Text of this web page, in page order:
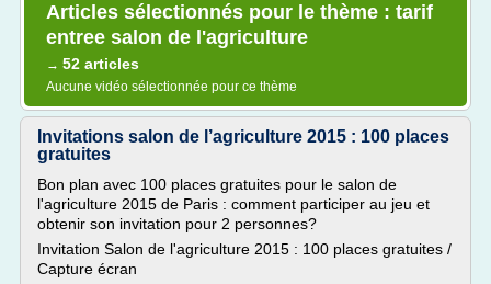
Articles sélectionnés pour le thème : tarif
entree salon de l'agriculture
→ 52 articles
Aucune vidéo sélectionnée pour ce thème
Invitations salon de l’agriculture 2015 : 100 places
gratuites
Bon plan avec 100 places gratuites pour le salon de
l'agriculture 2015 de Paris : comment participer au jeu et
obtenir son invitation pour 2 personnes?
Invitation Salon de l'agriculture 2015 : 100 places gratuites /
Capture écran